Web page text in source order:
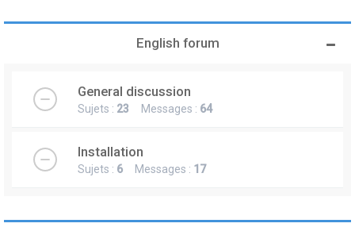
English forum
General discussion
Sujets : 23 Messages : 64
Installation
Sujets : 6 Messages : 17